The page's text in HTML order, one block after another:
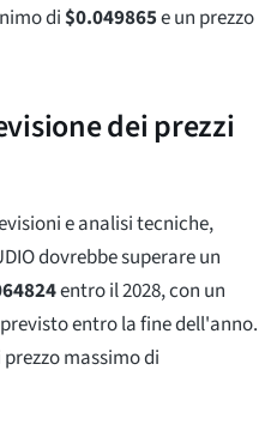
di$0.049865e un prezzo
dei prezzi
e analisi tecniche,
dovrebbe superare un
entro il 2028, con un
previsto entro la fine dell'anno.
massimo di